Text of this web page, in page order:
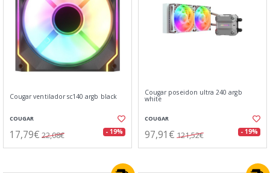
Cougar ventilador sc140 argb black
COUGAR
17,79€ 22,08€ - 19%
Cougar poseidon ultra 240 argb
white
COUGAR
97,91€ 121,52€ - 19%